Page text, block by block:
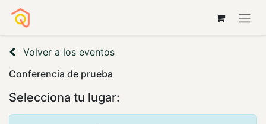
Volver a los eventos
Conferencia de prueba
Selecciona tu lugar: